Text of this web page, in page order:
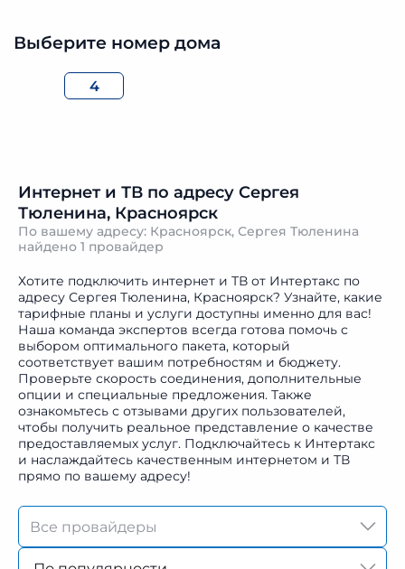
Выберите номер дома
4
Интернет и ТВ по адресу Сергея
Тюленина, Красноярск
По вашему адресу: Красноярск, Сергея Тюленина
найдено 1 провайдер
Хотите подключить интернет и ТВ от Интертакс по
адресу Сергея Тюленина, Красноярск? Узнайте, какие
тарифные планы и услуги доступны именно для вас!
Наша команда экспертов всегда готова помочь с
выбором оптимального пакета, который
соответствует вашим потребностям и бюджету.
Проверьте скорость соединения, дополнительные
опции и специальные предложения. Также
ознакомьтесь с отзывами других пользователей,
чтобы получить реальное представление о качестве
предоставляемых услуг. Подключайтесь к Интертакс
и наслаждайтесь качественным интернетом и ТВ
прямо по вашему адресу!